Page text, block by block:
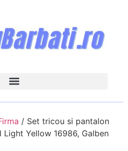
/ Set tricou si pantalon
Yellow 16986, Galben